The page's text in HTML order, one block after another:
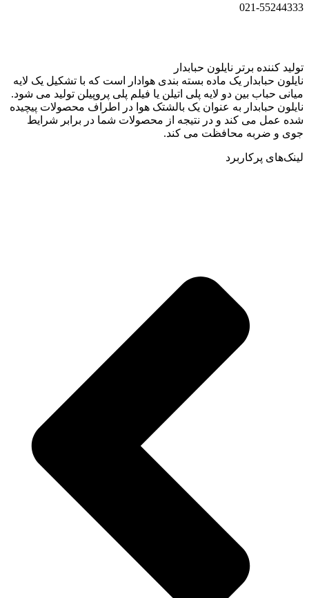
021-55244333
تولید کننده برتر نایلون حبابدار
نایلون حبابدار یک ماده بسته بندی هوادار است که با تشکیل یک لایه
میانی حباب بین دو لایه پلی اتیلن یا فیلم پلی پروپیلن تولید می شود.
نایلون حبابدار به عنوان یک بالشتک هوا در اطراف محصولات پیچیده
شده عمل می کند و در نتیجه از محصولات شما در برابر شرایط
جوی و ضربه محافظت می کند.
لینک‌های پرکاربرد